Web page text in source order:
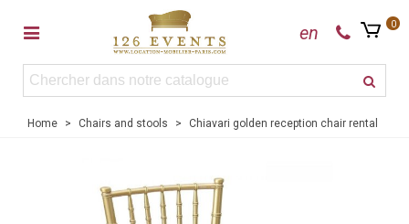
en 0
Home > Chairs and stools > Chiavari golden reception chair rental